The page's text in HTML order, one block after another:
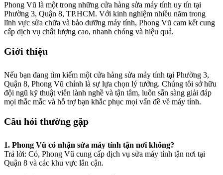
Phong Vũ là một trong những cửa hàng sửa máy tính uy tín tại
Phường 3, Quận 8, TP.HCM. Với kinh nghiệm nhiều năm trong
lĩnh vực sửa chữa và bảo dưỡng máy tính, Phong Vũ cam kết cung
cấp dịch vụ chất lượng cao, nhanh chóng và hiệu quả.
Giới thiệu
Nếu bạn đang tìm kiếm một cửa hàng sửa máy tính tại Phường 3,
Quận 8, Phong Vũ chính là sự lựa chọn lý tưởng. Chúng tôi sở hữu
đội ngũ kỹ thuật viên lành nghề và tận tâm, luôn sẵn sàng giải đáp
mọi thắc mắc và hỗ trợ bạn khắc phục mọi vấn đề về máy tính.
Câu hỏi thường gặp
1. Phong Vũ có nhận sửa máy tính tận nơi không?
Trả lời: Có, Phong Vũ cung cấp dịch vụ sửa máy tính tận nơi tại
Quận 8 và các khu vực lân cận.